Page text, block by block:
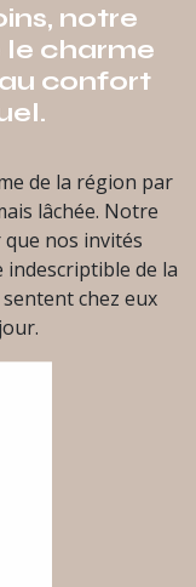
notre
le charme
confort
de la région par
lâchée. Notre
nos invités
de la
chez eux